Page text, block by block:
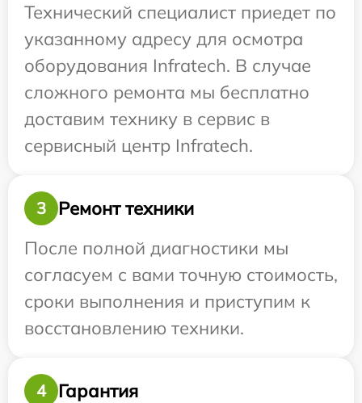
Технический специалист приедет по
указанному адресу для осмотра
оборудования Infratech. В случае
сложного ремонта мы бесплатно
доставим технику в сервис в
сервисный центр Infratech.
3
Ремонт техники
После полной диагностики мы
согласуем с вами точную стоимость,
сроки выполнения и приступим к
восстановлению техники.
4
Гарантия